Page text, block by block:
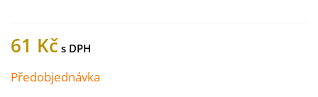
61 Kč
Předobjednávka